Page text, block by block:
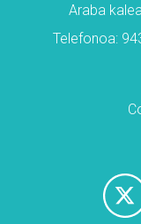
Araba
Telefonoa: